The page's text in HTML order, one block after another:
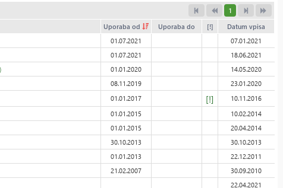
1
Uporaba od Uporaba do [!]
Datum vpisa
01.07.2021
07.01.2021
01.07.2021
18.06.2021
01.01.2020
14.05.2020
08.11.2019
23.01.2020
01.01.2017 [!]
10.11.2016
01.01.2015
10.02.2014
01.01.2015
20.04.2014
30.10.2013
30.10.2013
01.01.2013
22.12.2011
21.02.2007
30.09.2010
22.04.2021